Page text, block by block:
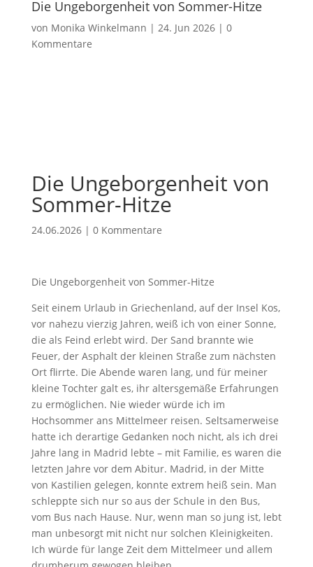
Die Ungeborgenheit von Sommer-Hitze
von Monika Winkelmann | 24. Jun 2026| 0
Kommentare
Die Ungeborgenheit von
Sommer-Hitze
24.06.2026| 0 Kommentare
Die Ungeborgenheit von Sommer-Hitze
Seit einem Urlaub in Griechenland, auf der Insel Kos,
vor nahezu vierzig Jahren, weiß ich von einer Sonne,
die als Feind erlebt wird. Der Sand brannte wie
Feuer, der Asphalt der kleinen Straße zum nächsten
Ort flirrte. Die Abende waren lang, und für meiner
kleine Tochter galt es, ihr altersgemäße Erfahrungen
zu ermöglichen. Nie wieder würde ich im
Hochsommer ans Mittelmeer reisen. Seltsamerweise
hatte ich derartige Gedanken noch nicht, als ich drei
Jahre lang in Madrid lebte – mit Familie, es waren die
letzten Jahre vor dem Abitur. Madrid, in der Mitte
von Kastilien gelegen, konnte extrem heiß sein. Man
schleppte sich nur so aus der Schule in den Bus,
vom Bus nach Hause. Nur, wenn man so jung ist, lebt
man unbesorgt mit nicht nur solchen Kleinigkeiten.
Ich würde für lange Zeit dem Mittelmeer und allem